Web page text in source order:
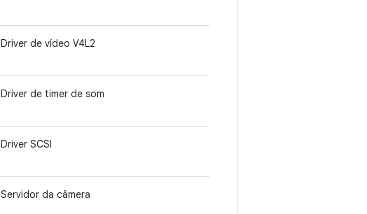
Driver de vídeo V4L2
Driver de timer de som
Driver SCSI
Servidor da câmera